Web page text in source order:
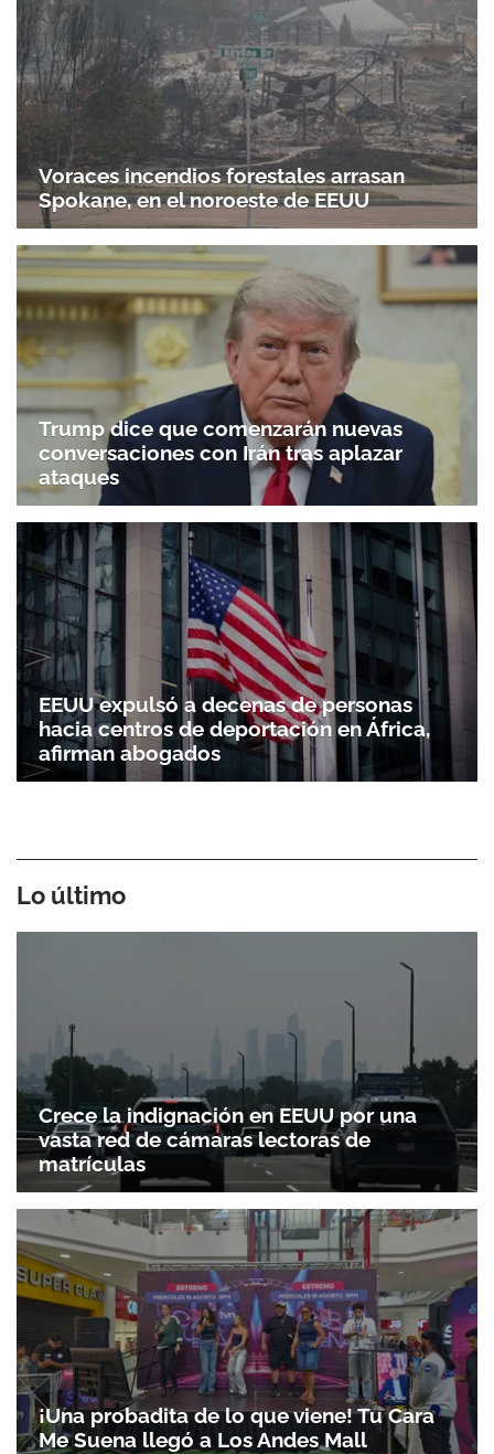
Voraces incendios forestales arrasan
Spokane, en el noroeste de EEUU
Trump dice que comenzarán nuevas
conversaciones con Irán tras aplazar
ataques
EEUU expulsó a decenas de personas
hacia centros de deportación en África,
afirman abogados
Lo último
Crece la indignación en EEUU por una
vasta red de cámaras lectoras de
matrículas
¡Una probadita de lo que viene! Tu Cara
Me Suena llegó a Los Andes Mall